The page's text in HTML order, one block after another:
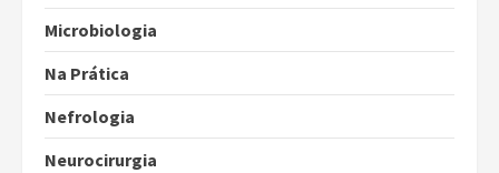
Microbiologia
Na Prática
Nefrologia
Neurocirurgia